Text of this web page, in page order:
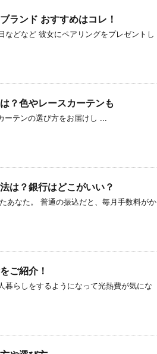
ランド おすすめはコレ！
などなど 彼女にペアリングをプレゼントし
？色やレースカーテンも
テンの選び方をお届けし ...
は？銀行はどこがいい？
あなた。 普通の振込だと、毎月手数料がか
ご紹介！
暮らしをするようになって光熱費が気にな